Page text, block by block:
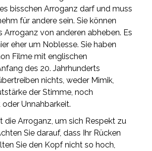
bisschen Arroganz darf und muss
für andere sein. Sie können
Arroganz von anderen abheben. Es
eher um Noblesse. Sie haben
Filme mit englischen
des 20. Jahrhunderts
nichts, weder Mimik,
der Stimme, noch
Unnahbarkeit.
die Arroganz, um sich Respekt zu
Sie darauf, dass Ihr Rücken
Sie den Kopf nicht so hoch,